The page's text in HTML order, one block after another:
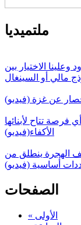
ملتميديا
الاختيار بين
مالي أو السينغال
عن غزة (فيديو)
فرصة تتاح لأبنائها
الأكفاء(فيديو)
الهجرة ينطلق من
أساسية (فيديو)
الصفحات
« الأولى